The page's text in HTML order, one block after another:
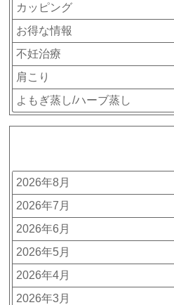
カッピング
お得な情報
不妊治療
肩こり
よもぎ蒸し/ハーブ蒸し
2026年8月
2026年7月
2026年6月
2026年5月
2026年4月
2026年3月